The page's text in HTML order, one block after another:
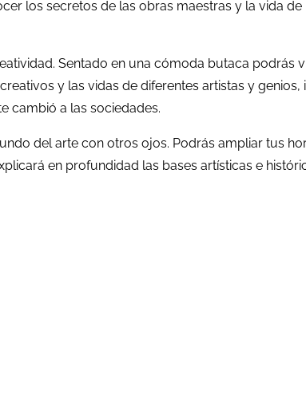
los secretos de las obras maestras y la vida
Sentado en una cómoda butaca podrás
y las vidas de diferentes artistas y
cambió a las sociedades.
del arte con otros ojos. Podrás ampliar tus
en profundidad las bases artísticas e